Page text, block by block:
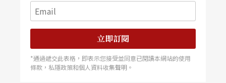
確」，來作爲韃伐創作者「意識形態」的根據。本
文正好藉此把原住民與現代藝術之間的美學關係，
關於政治性的這一部分，更爲澄清。
首先，《TSOU．伊底帕斯》企圖以原住民的身體佔
立即訂閱
*通過遞交此表格，即表示您接受並同意已閱讀本網站的使用
條款，私隱政策和個人資料收集聲明。